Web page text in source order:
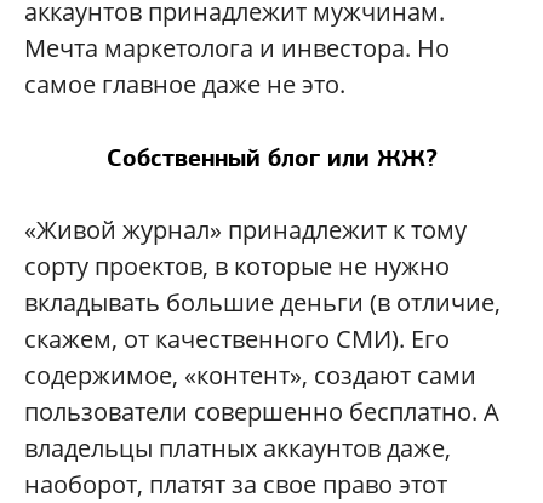
аккаунтов принадлежит мужчинам.
Мечта маркетолога и инвестора. Но
самое главное даже не это.
Собственный блог или ЖЖ?
«Живой журнал» принадлежит к тому
сорту проектов, в которые не нужно
вкладывать большие деньги (в отличие,
скажем, от качественного СМИ). Его
содержимое, «контент», создают сами
пользователи совершенно бесплатно. А
владельцы платных аккаунтов даже,
наоборот, платят за свое право этот